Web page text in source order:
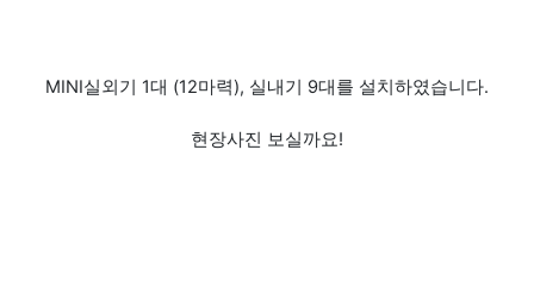
MINI실외기 1대 (12마력), 실내기 9대를 설치하였습니다.
현장사진 보실까요!